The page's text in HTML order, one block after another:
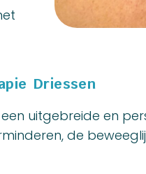
Driessen
een uitgebreide en
de